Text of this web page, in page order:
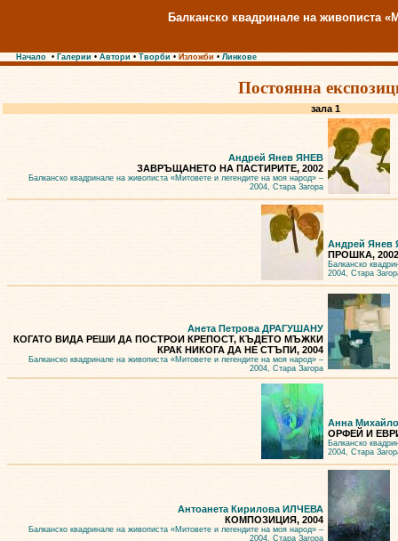
Балканско квадринале на живописта
Начало • Галерии • Автори • Творби • Изложби • Линкове
Постоянна
зала 1
Андрей Янев ЯНЕВ
ЗАВРЪЩАНЕТО НА ПАСТИРИТЕ, 2002
Балканско квадринале на живописта «Митовете и легендите на моя народ» –
2004, Стара Загора
Андрей Янев
ПРОШКА, 2002
Балканско
2004, Стара
Анета Петрова ДРАГУШАНУ
КОГАТО ВИДА РЕШИ ДА ПОСТРОИ КРЕПОСТ, КЪДЕТО МЪЖКИ
КРАК НИКОГА ДА НЕ СТЪПИ, 2004
Балканско квадринале на живописта «Митовете и легендите на моя народ» –
2004, Стара Загора
Анна
ОРФЕЙ И
Балканско
2004, Стара
Антоанета Кирилова ИЛЧЕВА
КОМПОЗИЦИЯ, 2004
Балканско квадринале на живописта «Митовете и легендите на моя народ» –
2004, Стара Загора